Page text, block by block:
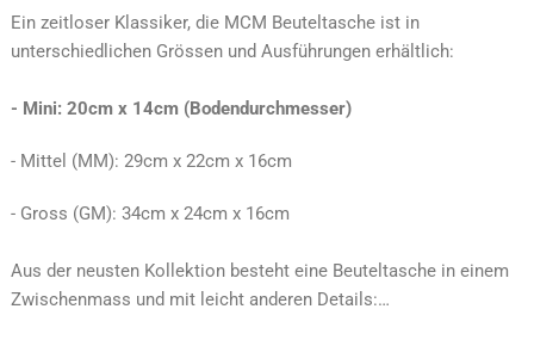
Ein zeitloser Klassiker, die MCM Beuteltasche ist in
unterschiedlichen Grössen und Ausführungen erhältlich:
- Mini: 20cm x 14cm (Bodendurchmesser)
- Mittel (MM): 29cm x 22cm x 16cm
- Gross (GM): 34cm x 24cm x 16cm
Aus der neusten Kollektion besteht eine Beuteltasche in einem
Zwischenmass und mit leicht anderen Details: